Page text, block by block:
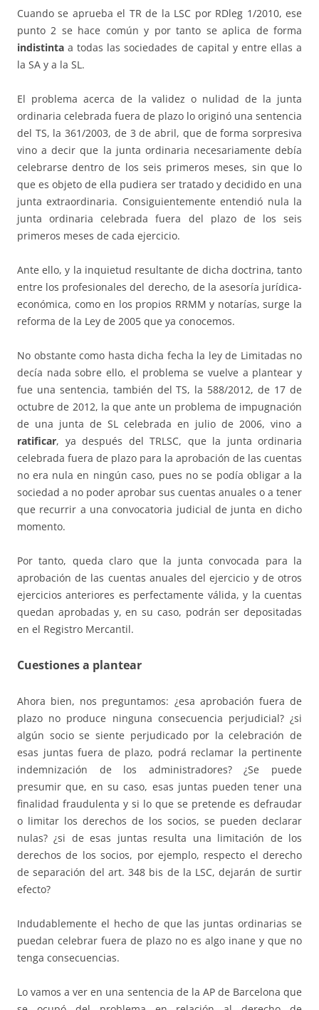
Cuando se aprueba el TR de la LSC por RDleg 1/2010, ese
punto 2 se hace común y por tanto se aplica de forma
indistintaa todas las sociedades de capital y entre ellas a
la SA y a la SL.
El problema acerca de la validez o nulidad de la junta
ordinaria celebrada fuera de plazo lo originó una sentencia
del TS, la 361/2003, de 3 de abril, que de forma sorpresiva
vino a decir que la junta ordinaria necesariamente debía
celebrarse dentro de los seis primeros meses, sin que lo
que es objeto de ella pudiera ser tratado y decidido en una
junta extraordinaria. Consiguientemente entendió nula la
junta ordinaria celebrada fuera del plazo de los seis
primeros meses de cada ejercicio.
Ante ello, y la inquietud resultante de dicha doctrina, tanto
entre los profesionales del derecho, de la asesoría jurídica-
económica, como en los propios RRMM y notarías, surge la
reforma de la Ley de 2005 que ya conocemos.
No obstante como hasta dicha fecha la ley de Limitadas no
decía nada sobre ello, el problema se vuelve a plantear y
fue una sentencia, también del TS, la 588/2012, de 17 de
octubre de 2012, la que ante un problema de impugnación
de una junta de SL celebrada en julio de 2006, vino a
ratificar, ya después del TRLSC, que la junta ordinaria
celebrada fuera de plazo para la aprobación de las cuentas
no era nula en ningún caso, pues no se podía obligar a la
sociedad a no poder aprobar sus cuentas anuales o a tener
que recurrir a una convocatoria judicial de junta en dicho
momento.
Por tanto, queda claro que la junta convocada para la
aprobación de las cuentas anuales del ejercicio y de otros
ejercicios anteriores es perfectamente válida, y la cuentas
quedan aprobadas y, en su caso, podrán ser depositadas
en el Registro Mercantil.
Cuestiones a plantear
Ahora bien, nos preguntamos: ¿esa aprobación fuera de
plazo no produce ninguna consecuencia perjudicial? ¿si
algún socio se siente perjudicado por la celebración de
esas juntas fuera de plazo, podrá reclamar la pertinente
indemnización de los administradores? ¿Se puede
presumir que, en su caso, esas juntas pueden tener una
finalidad fraudulenta y si lo que se pretende es defraudar
o limitar los derechos de los socios, se pueden declarar
nulas? ¿si de esas juntas resulta una limitación de los
derechos de los socios, por ejemplo, respecto el derecho
de separación del art. 348 bis de la LSC, dejarán de surtir
efecto?
Indudablemente el hecho de que las juntas ordinarias se
puedan celebrar fuera de plazo no es algo inane y que no
tenga consecuencias.
Lo vamos a ver en una sentencia de la AP de Barcelona que